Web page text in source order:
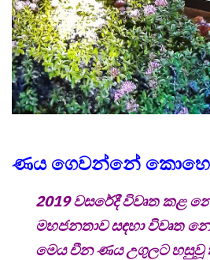
ණය ගෙවන්නේ
2019 වසරේදී විවෘත කළ
මහජනතාව සඳහා විවෘත
මෙය චීන ණය උගුලට හසුවූ